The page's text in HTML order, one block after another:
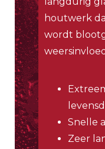
houtwerk
wordt
Snelle
Zeer